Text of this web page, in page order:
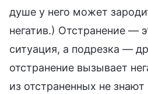
душе у него может
негатив.) Отстранение —
ситуация, а подрезка —
отстранение вызывает
из отстраненных не